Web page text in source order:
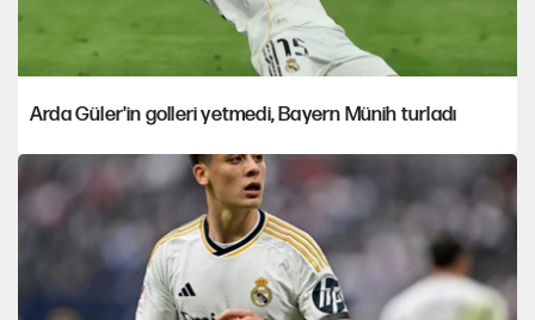
Arda Güler'in golleri yetmedi, Bayern Münih turladı